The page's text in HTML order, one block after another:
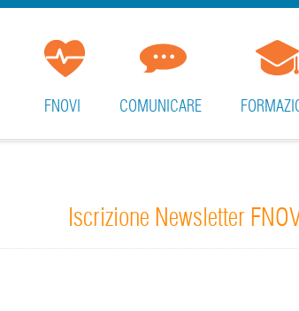
FNOVI COMUNICARE
Iscrizione Newsletter